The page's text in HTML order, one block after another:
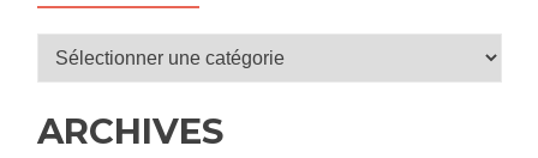
13
Catégories
ARCHIVES